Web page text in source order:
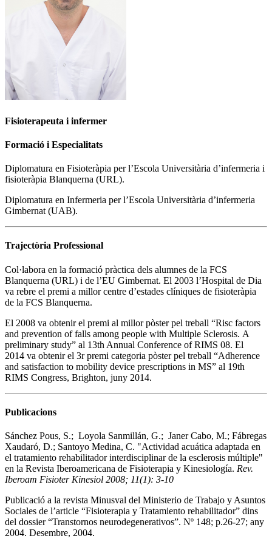
Fisioterapeuta i infermer
Formació i Especialitats
Diplomatura en Fisioteràpia per l’Escola Universitària d’infermeria i
fisioteràpia Blanquerna (URL).
Diplomatura en Infermeria per l’Escola Universitària d’infermeria
Gimbernat (UAB).
Trajectòria Professional
Col·labora en la formació pràctica dels alumnes de la FCS
Blanquerna (URL) i de l’EU Gimbernat. El 2003 l’Hospital de Dia
va rebre el premi a millor centre d’estades clíniques de fisioteràpia
de la FCS Blanquerna.
El 2008 va obtenir el premi al millor pòster pel treball “Risc factors
and prevention of falls among people with Multiple Sclerosis. A
preliminary study” al 13th Annual Conference of RIMS 08. El
2014 va obtenir el 3r premi categoria pòster pel treball “Adherence
and satisfaction to mobility device prescriptions in MS” al 19th
RIMS Congress, Brighton, juny 2014.
Publicacions
Sánchez Pous, S.; Loyola Sanmillán, G.; Janer Cabo, M.; Fábregas
Xaudaró, D.; Santoyo Medina, C. "Actividad acuática adaptada en
el tratamiento rehabilitador interdisciplinar de la esclerosis múltiple"
en la Revista Iberoamericana de Fisioterapia y Kinesiología. Rev.
Iberoam Fisioter Kinesiol 2008; 11(1): 3-10
Publicació a la revista Minusval del Ministerio de Trabajo y Asuntos
Sociales de l’article “Fisioterapia y Tratamiento rehabilitador” dins
del dossier “Transtornos neurodegenerativos”. Nº 148; p.26-27; any
2004. Desembre, 2004.